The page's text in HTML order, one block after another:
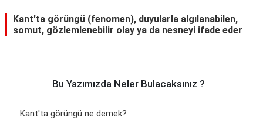
Yaşam
Kant'ta görüngü (fenomen), duyularla algılanabilen,
somut, gözlemlenebilir olay ya da nesneyi ifade eder
Bu Yazımızda Neler Bulacaksınız ?
Kant'ta görüngü ne demek?